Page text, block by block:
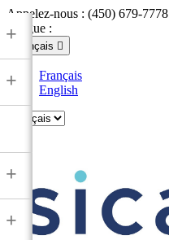
Appelez-nous : (450) 679-7778
Langue :
Français 
Français
English
+
+
+
+